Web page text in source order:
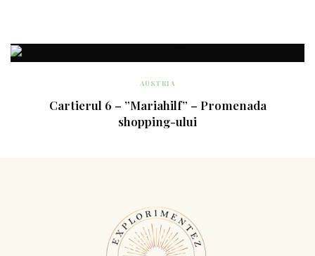
AUSTRIA
Cartierul 6 – ”Mariahilf” – Promenada
shopping-ului